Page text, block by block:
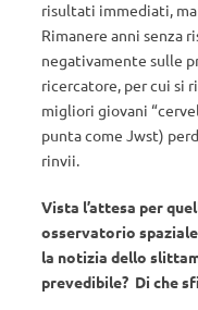
risultati immediati,
Rimanere anni senza
negativamente sulle
ricercatore, per cui si
migliori giovani
punta come Jwst)
rinvii.
Vista l’attesa per
osservatorio
la notizia dello
prevedibile? Di che